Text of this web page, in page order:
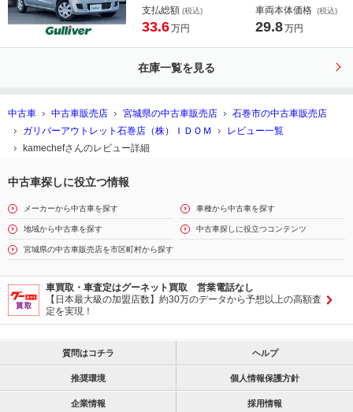
／パワーウィンドウ／パワーステアリ
ング／ＡＣエアコン／ドアバイザー／
車
支払総額 (税込)
33.6万円
車両本体価格 (税込)
29.8万円
在庫一覧を見る
中古車 中古車販売店 宮城県の中古車販売店
石巻市の中古車販売店
ガリバーアウトレット石巻店（株）ＩＤＯＭ
レビュー一覧
kamechefさんのレビュー詳細
中古車探しに役立つ情報
メーカーから中古車を探す 車種から中古車を探す
地域から中古車を探す 中古車探しに役立つコンテンツ
宮城県の中古車販売店を市区町村から探す
車買取・車査定はグーネット買取 営業電話なし
【日本最大級の加盟店数】約30万のデータから予想以上の高額査
定を実現！
質問はコチラ ヘルプ
推奨環境 個人情報保護方針
企業情報 採用情報